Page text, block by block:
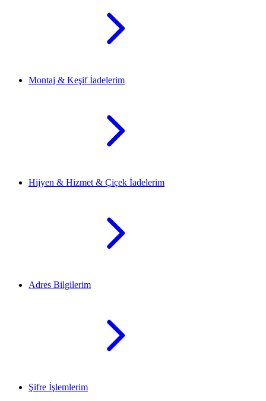
Montaj & Keşif İadelerim
Hijyen & Hizmet & Çiçek İadelerim
Adres Bilgilerim
Şifre İşlemlerim